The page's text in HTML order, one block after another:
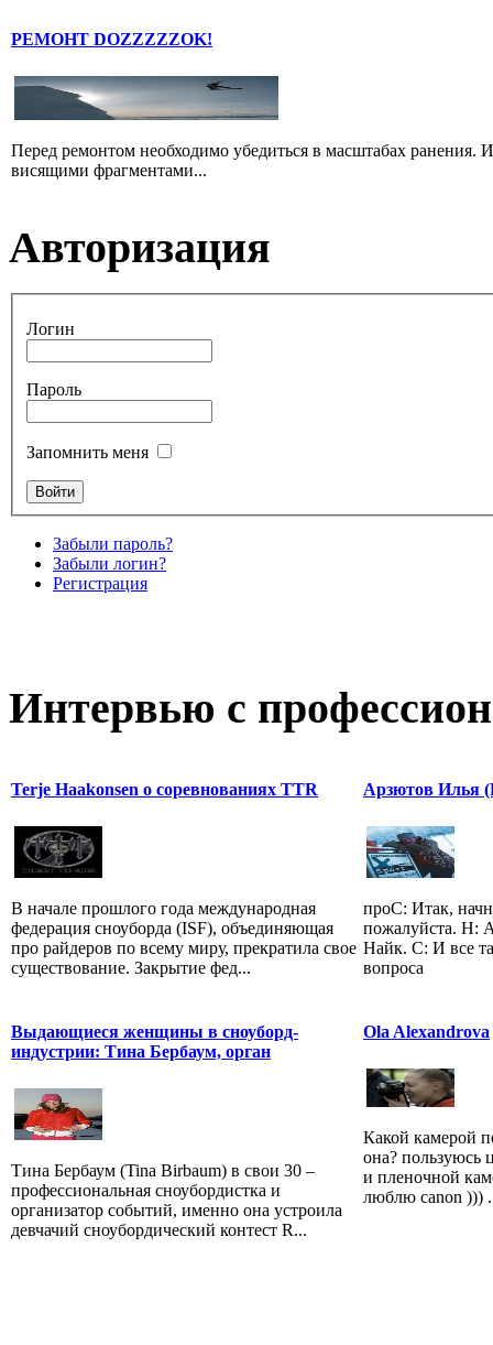
РЕМОНТ DOZZZZZOK!
Перед ремонтом необходимо убедиться в масштабах
висящими фрагментами...
Авторизация
Логин
Пароль
Запомнить меня
Забыли пароль?
Забыли логин?
Регистрация
Интервью с
Terje Haakonsen о соревнованиях TTR
В начале прошлого года международная
федерация сноуборда (ISF), объединяющая
про райдеров по всему миру, прекратила свое
существование. Закрытие фед...
Арзютов Илья
проС: Итак,
пожалуйста. Н:
Найк. С: И все
вопроса
Выдающиеся женщины в сноуборд-
индустрии: Тина Бербаум, орган
Тина Бербаум (Tina Birbaum) в свои 30 –
профессиональная сноубордистка и
организатор событий, именно она устроила
девчачий сноубордический контест R...
Ola Alexandrova
Какой камерой
она? пользуюсь
и пленочной
люблю canon )))